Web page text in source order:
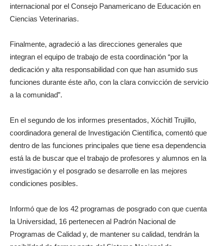
internacional por el Consejo Panamericano de Educación en
Ciencias Veterinarias.
Finalmente, agradeció a las direcciones generales que
integran el equipo de trabajo de esta coordinación “por la
dedicación y alta responsabilidad con que han asumido sus
funciones durante éste año, con la clara convicción de servicio
a la comunidad”.
En el segundo de los informes presentados, Xóchitl Trujillo,
coordinadora general de Investigación Científica, comentó que
dentro de las funciones principales que tiene esa dependencia
está la de buscar que el trabajo de profesores y alumnos en la
investigación y el posgrado se desarrolle en las mejores
condiciones posibles.
Informó que de los 42 programas de posgrado con que cuenta
la Universidad, 16 pertenecen al Padrón Nacional de
Programas de Calidad y, de mantener su calidad, tendrán la